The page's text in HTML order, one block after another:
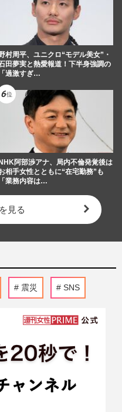
村周平、ユニクロ“モデル美女”・
田夢実と熱愛報道！下半身強調の
「過激すぎ…
NHK阿部渉アナ、局内不倫発覚後は
相手女性とともに“在宅勤務”も
「業務内容は…
見る
震災 SNS